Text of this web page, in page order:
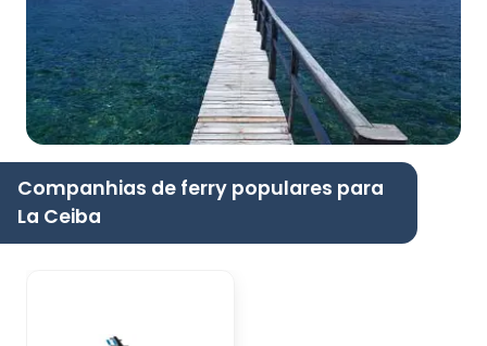
Companhias de ferry populares para
La Ceiba